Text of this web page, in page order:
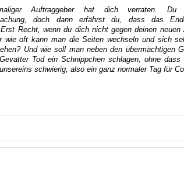
Auftraggeber hat dich verraten.
doch dann erfährst du, dass das
Recht, wenn du dich nicht gegen deinen neuen
wie oft kann man die Seiten wechseln und sich
Und wie soll man neben den übermächtigen
Tod ein Schnippchen schlagen, ohne dass
schwierig, also ein ganz normaler Tag für